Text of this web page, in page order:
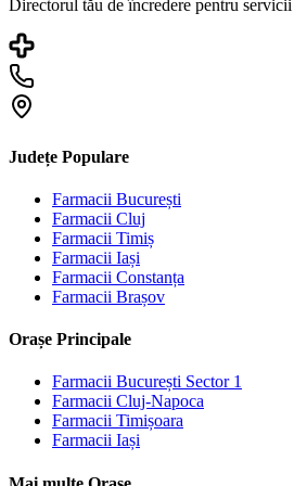
Directorul tău de încredere pentru
Județe Populare
Farmacii București
Farmacii Cluj
Farmacii Timiș
Farmacii Iași
Farmacii Constanța
Farmacii Brașov
Orașe Principale
Farmacii București Sector 1
Farmacii Cluj-Napoca
Farmacii Timișoara
Farmacii Iași